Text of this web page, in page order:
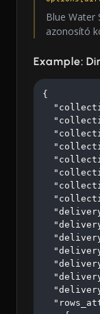
Blue Water
azonosító
Example:
{